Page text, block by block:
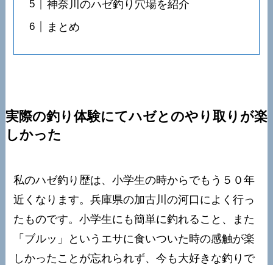
神奈川のハゼ釣り穴場を紹介
まとめ
実際の釣り体験にてハゼとのやり取りが楽
しかった
私のハゼ釣り歴は、小学生の時からでもう５０年
近くなります。兵庫県の加古川の河口によく行っ
たものです。小学生にも簡単に釣れること、また
「ブルッ」というエサに食いついた時の感触が楽
しかったことが忘れられず、今も大好きな釣りで